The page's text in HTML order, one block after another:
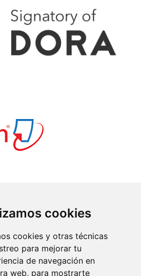
cookies
cookies y otras técnicas
para mejorar tu
de navegación en
web, para mostrarte